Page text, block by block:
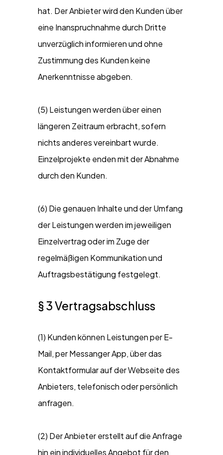
hat. Der Anbieter wird den Kunden über
eine Inanspruchnahme durch Dritte
unverzüglich informieren und ohne
Zustimmung des Kunden keine
Anerkenntnisse abgeben.
(5) Leistungen werden über einen
längeren Zeitraum erbracht, sofern
nichts anderes vereinbart wurde.
Einzelprojekte enden mit der Abnahme
durch den Kunden.
(6) Die genauen Inhalte und der Umfang
der Leistungen werden im jeweiligen
Einzelvertrag oder im Zuge der
regelmäßigen Kommunikation und
Auftragsbestätigung festgelegt.
§ 3 Vertragsabschluss
(1) Kunden können Leistungen per E-
Mail, per Messanger App, über das
Kontaktformular auf der Webseite des
Anbieters, telefonisch oder persönlich
anfragen.
(2) Der Anbieter erstellt auf die Anfrage
hin ein individuelles Angebot für den